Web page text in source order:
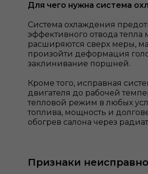
Для чего нужна система
Система охлаждения
эффективного отвода тепла
расширяются сверх меры,
произойти деформация
заклинивание поршней.
Кроме того, исправная
двигателя до рабочей
тепловой режим в любых
топлива, мощность и
обогрев салона через
Признаки